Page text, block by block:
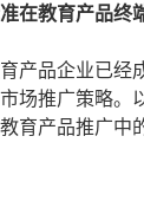
在教育产品终
产品企业已经
场推广策略。
育产品推广中